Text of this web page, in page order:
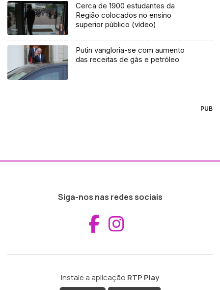
Cerca de 1900 estudantes da
Região colocados no ensino
superior público (vídeo)
Putin vangloria-se com aumento
das receitas de gás e petróleo
PUB
Siga-nos nas redes sociais
Aceder ao
Instale a aplicação RTP Play